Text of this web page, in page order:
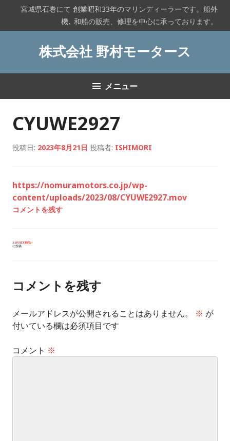
テ
宮城県石巻にて 創業昭和33年のマリンディーラーです。船外
機､ 和船の販売、修理を中心に承っております。
株式会社 野村モータース
メニュー
CYUWE2927
投稿日: 2023年8月21日 投稿者: ISHIMORI
https://nomuramotors.co.jp/wp-
content/uploads/2023/08/CYUWE2927.mov
コメントを残す
投
シ
ョ
W38CF納品
に投稿
コメントを残す
メールアドレスが公開されることはありません。 ※ が
付いている欄は必須項目です
コメント ※